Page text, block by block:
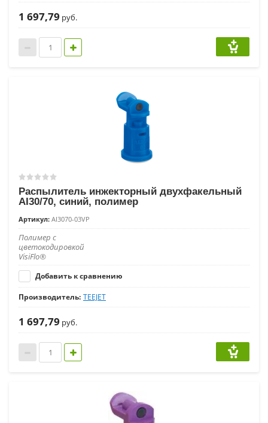
1 697,79 руб.
Распылитель инжекторный двухфакельный
AI30/70, синий, полимер
Артикул: AI3070-03VP
Полимер с
цветокодировкой
VisiFlo®
Добавить к сравнению
Производитель: TEEJET
1 697,79 руб.